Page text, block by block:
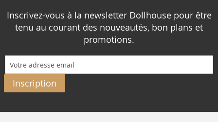
Inscrivez-vous à la newsletter Dollhouse pour être
tenu au courant des nouveautés, bon plans et
promotions.
Inscription